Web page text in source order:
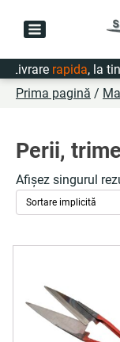
Livrarerapida, la
Prima pagină /
Perii,
Afișez singurul